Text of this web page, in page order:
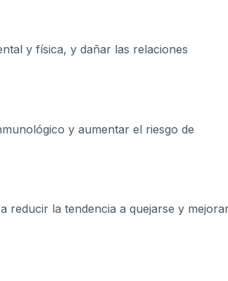
y física, y dañar las relaciones
y aumentar el riesgo de
reducir la tendencia a quejarse y